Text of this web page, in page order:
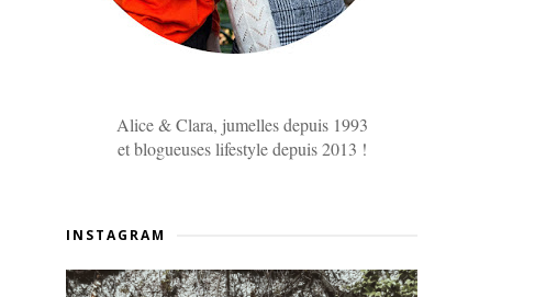
Alice & Clara, jumelles depuis 1993
et blogueuses lifestyle depuis 2013 !
INSTAGRAM